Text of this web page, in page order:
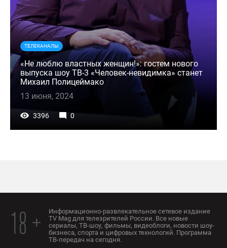
ТЕЛЕКАНАЛЫ
«Не люблю властных женщин!»: гостем нового
выпуска шоу ТВ-3 «Человек-невидимка» станет
Михаил Полицеймако
13 июня, 2024
3396 0
18 +
Информационно-развлекательное сетевое издание
TV Mag для телезрителей России. Все новые
сериалы, ТВ-шоу, фильмы, видеоблоги, новости шоу-
бизнеса, спорта и цифровых технологий. Программа
ТВ-передач на сегодня.